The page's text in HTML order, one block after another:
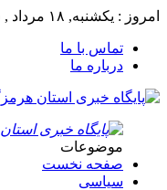
امروز : یکشنبه, ۱۸ مرداد , ۱۴۰۵
تماس با ما
درباره ما
موضوعات
صفحه نخست
سیاسی